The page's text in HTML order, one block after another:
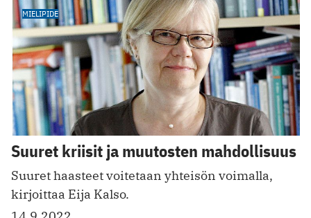
MIELIPIDE
Suuret kriisit ja muutosten mahdollisuus
Suuret haasteet voitetaan yhteisön voimalla,
kirjoittaa Eija Kalso.